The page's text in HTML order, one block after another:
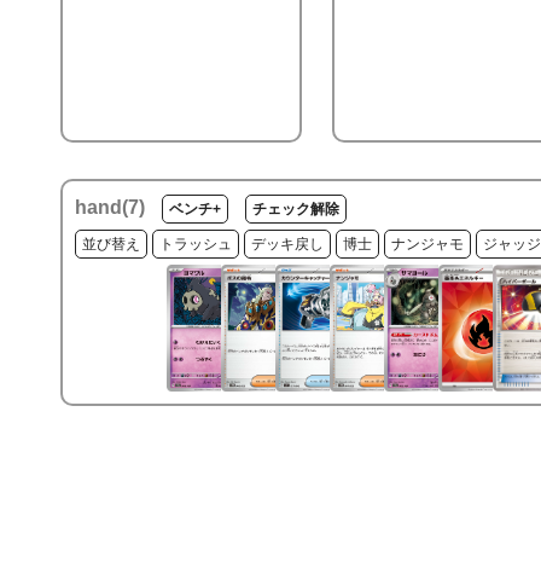
hand(7) ベンチ+ チェック解除
並び替え トラッシュ デッキ戻し 博士 ナンジャモ ジャッ